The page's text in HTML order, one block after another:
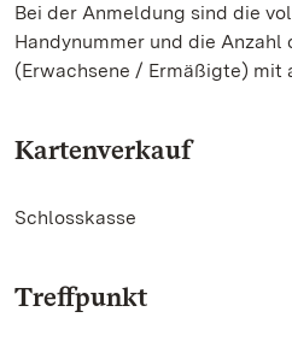
Bei der Anmeldung sind die
Handynummer und die Anzahl
(Erwachsene / Ermäßigte) mit
Kartenverkauf
Schlosskasse
Treffpunkt